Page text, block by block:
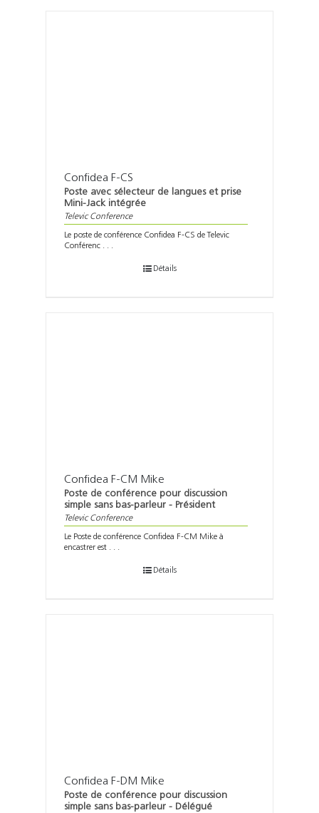
Confidea F-CS
Poste avec sélecteur de langues et prise
Mini-Jack intégrée
Televic Conference
Le poste de conférence Confidea F-CS de Televic
Conférenc . . .
Détails
Confidea F-CM Mike
Poste de conférence pour discussion
simple sans bas-parleur - Président
Televic Conference
Le Poste de conférence Confidea F-CM Mike à
encastrer est . . .
Détails
Confidea F-DM Mike
Poste de conférence pour discussion
simple sans bas-parleur - Délégué